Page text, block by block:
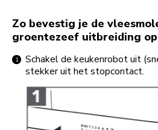
Zo bevestig je de
groentezeef uitbreiding
Schakel de keukenrobot uit
stekker uit het stopcontact.